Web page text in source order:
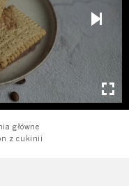
główne
z cukinii